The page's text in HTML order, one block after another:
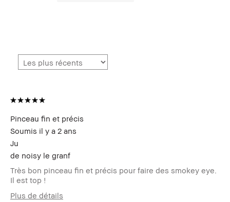
Pinceau fin et précis
Soumis il y a 2 ans
Ju
de noisy le granf
Très bon pinceau fin et précis pour faire des smokey eye.
Il est top !
Plus de détails